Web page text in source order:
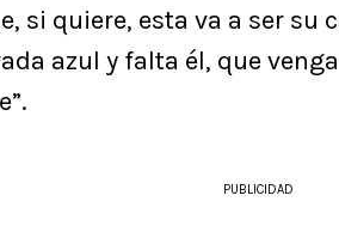
si quiere, esta va a ser su
azul y falta él, que
PUBLICIDAD